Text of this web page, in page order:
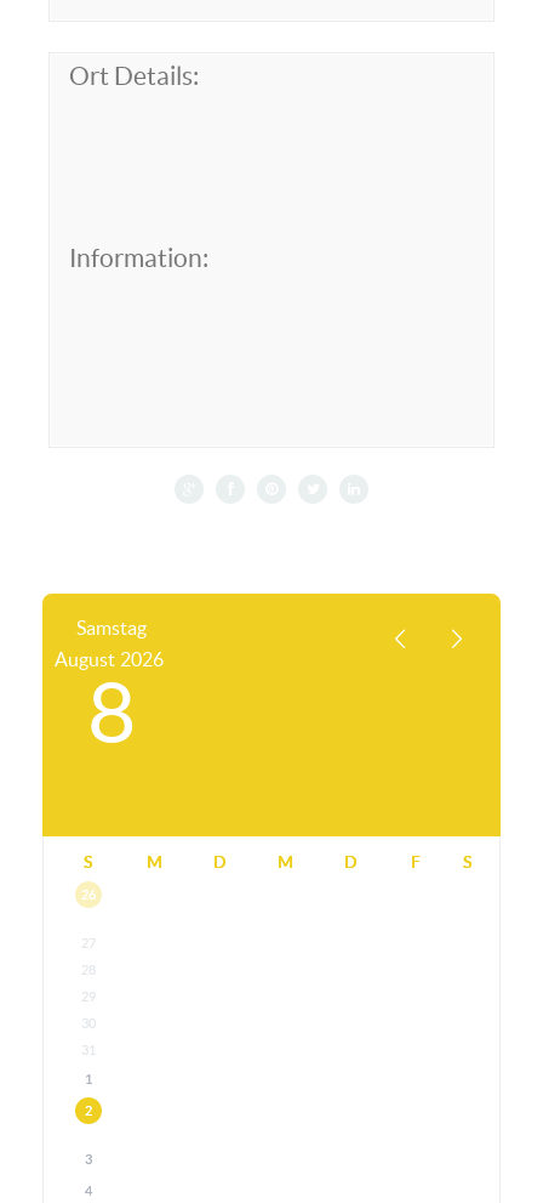
Ort Details:
Information:
Samstag
August 2026
8
S M D M D F S
26
27
28
29
30
31
1
2
3
4